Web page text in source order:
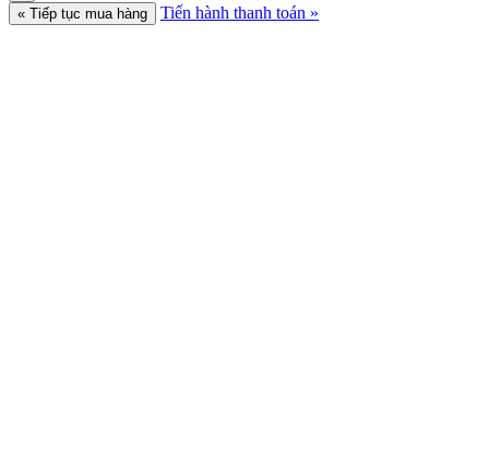
« Tiếp tục mua hàng
Tiến hành thanh toán »